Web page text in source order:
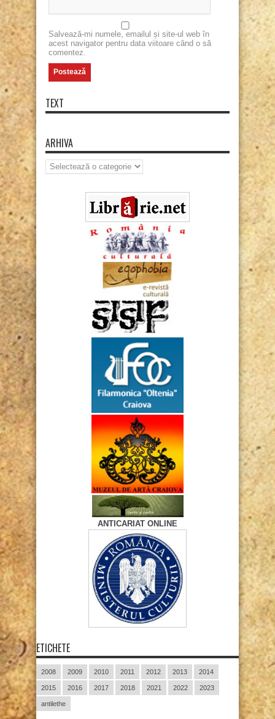
Salvează-mi numele, emailul și site-ul web în
acest navigator pentru data viitoare când o să
comentez.
TEXT
ARHIVA
Arhiva
ANTICARIAT ONLINE
ETICHETE
2008 2009 2010 2011 2012 2013 2014
2015 2016 2017 2018 2021 2022 2023
antilethe